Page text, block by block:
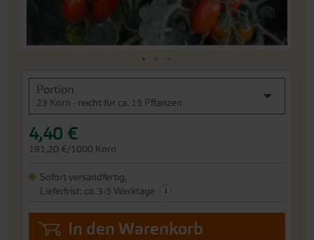
Portion
23 Korn - reicht für ca. 15 Pflanzen
4,40 €
191,20 €/1000 Korn
Sofort versandfertig,
Lieferfrist: ca. 3-5 Werktage
i
In den Warenkorb
An
Beginn
der
Bildergalerie
springen